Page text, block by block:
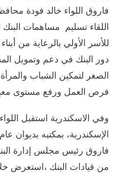
فاروق اللواء خالد فودة
اللقاء تسليم مساهمات البنك
للأسر الأولي بالرعاية من
دور البنك في دعم وتمويل
الصغر لتمكين الشباب
فرص العمل ورفع مستوى
وفي الاسكندرية استقبل
الإسكندرية، بمكتبه بديوان
فاروق رئيس مجلس إدارة
من قيادات البنك ،استعرض